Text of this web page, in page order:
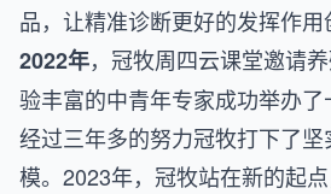
品，让精准诊断更好的发挥作用
2022年，冠牧周四云课堂邀请
验丰富的中青年专家成功举办了
经过三年多的努力冠牧打下了
模。2023年，冠牧站在新的起点